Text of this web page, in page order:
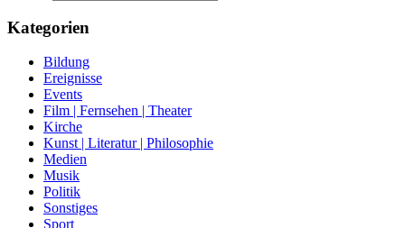
Kategorien
Bildung
Ereignisse
Events
Film | Fernsehen | Theater
Kirche
Kunst | Literatur | Philosophie
Medien
Musik
Politik
Sonstiges
Sport